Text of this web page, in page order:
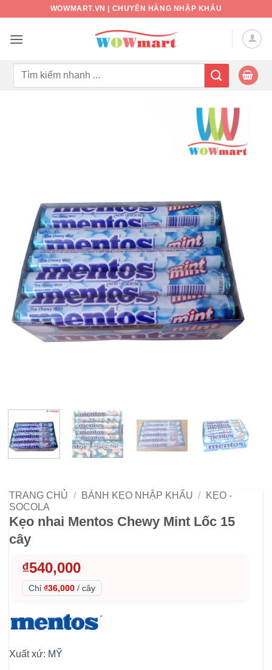
nội
WOWMART.VN | CHUYÊN HÀNG NHẬP KHẨU
Tìm
TRANG CHỦ / BÁNH KẸO NHẬP KHẨU /
KẸO -
SOCOLA
Kẹo nhai Mentos Chewy Mint Lốc 15
cây
₫540,000
Chỉ ₫36,000 / cây
Xuất xứ: MỸ